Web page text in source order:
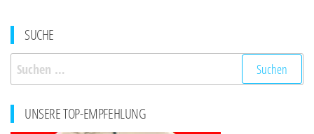
SUCHE
Suchen
nach:
UNSERE TOP-EMPFEHLUNG